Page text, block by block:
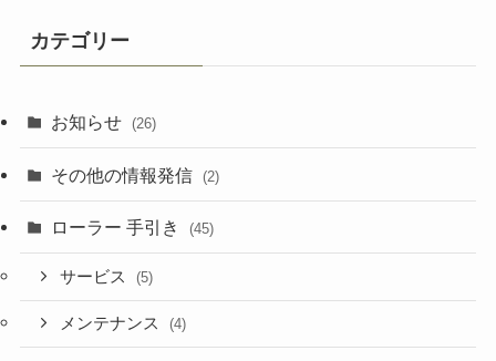
カテゴリー
お知らせ (26)
その他の情報発信 (2)
ローラー 手引き (45)
サービス (5)
メンテナンス (4)